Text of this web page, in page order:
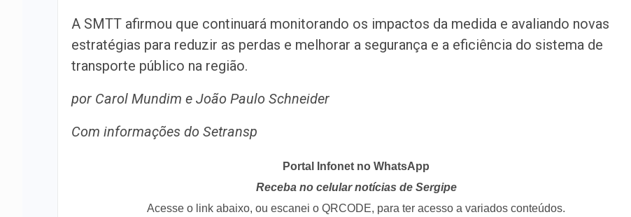
A SMTT afirmou que continuará monitorando os impactos da medida e avaliando novas
estratégias para reduzir as perdas e melhorar a segurança e a eficiência do sistema de
transporte público na região.
por Carol Mundim e João Paulo Schneider
Com informações do Setransp
Portal Infonet no WhatsApp
Receba no celular notícias de Sergipe
Acesse o link abaixo, ou escanei o QRCODE, para ter acesso a variados conteúdos.